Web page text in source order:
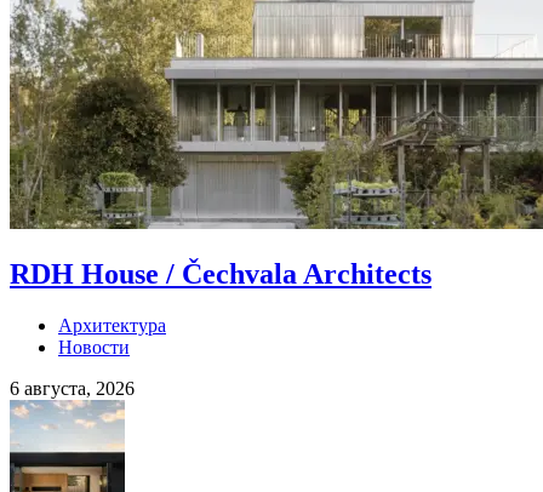
RDH House / Čechvala Architects
Архитектура
Новости
6 августа, 2026